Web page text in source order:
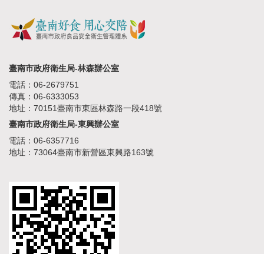
臺南市政府衛生局-林森辦公室
電話：06-2679751
傳真：06-6333053
地址：70151臺南市東區林森路一段418號
臺南市政府衛生局-東興辦公室
電話：06-6357716
地址：73064臺南市新營區東興路163號